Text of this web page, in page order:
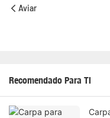
Aviar
Recomendado Para Ti